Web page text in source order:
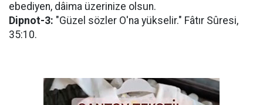
ebediyen, dâima üzerinize olsun.
Dipnot-3: "Güzel sözler O'na yükselir." Fâtır Sûresi,
35:10.